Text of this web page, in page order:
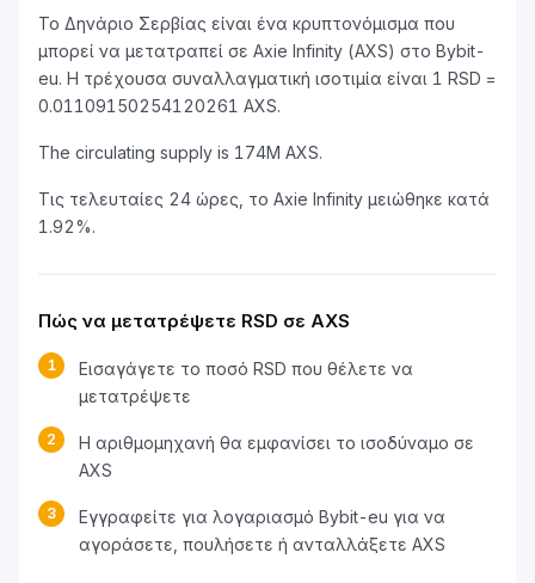
Το Δηνάριο Σερβίας είναι ένα κρυπτονόμισμα που
μπορεί να μετατραπεί σε Axie Infinity (AXS) στο Bybit-
eu. Η τρέχουσα συναλλαγματική ισοτιμία είναι 1 RSD =
0.01109150254120261 AXS.
The circulating supply is 174M AXS.
Τις τελευταίες 24 ώρες, το Axie Infinity μειώθηκε κατά
1.92%.
Πώς να μετατρέψετε RSD σε AXS
1
Εισαγάγετε το ποσό RSD που θέλετε να
μετατρέψετε
2
Η αριθμομηχανή θα εμφανίσει το ισοδύναμο σε
AXS
3
Εγγραφείτε για λογαριασμό Bybit-eu για να
αγοράσετε, πουλήσετε ή ανταλλάξετε AXS